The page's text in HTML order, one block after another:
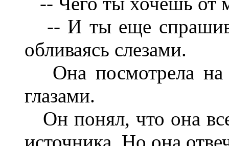
-- И ты еще
обливаясь слезами.
Она посмотрела на
глазами.
Он понял, что она